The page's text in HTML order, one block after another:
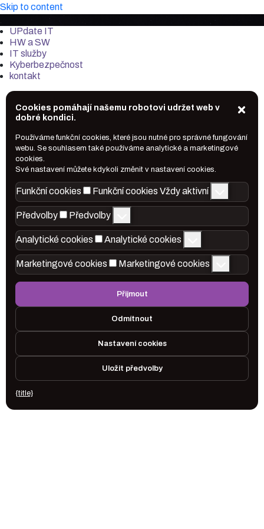
Skip to content
it-market.cz
UPdate IT
HW a SW
IT služby
Kyberbezpečnost
kontakt
Cookies pomáhají našemu robotovi udržet web v
dobré kondici.
Používáme funkční cookies, které jsou nutné pro správné fungování
webu. Se souhlasem také používáme analytické a marketingové
cookies.
Své nastavení můžete kdykoli změnit v nastavení cookies.
Funkční cookies Funkční cookies Vždy aktivní
Předvolby Předvolby
Analytické cookies Analytické cookies
Marketingové cookies Marketingové cookies
Přijmout
Odmítnout
Nastavení cookies
Uložit předvolby
{title}